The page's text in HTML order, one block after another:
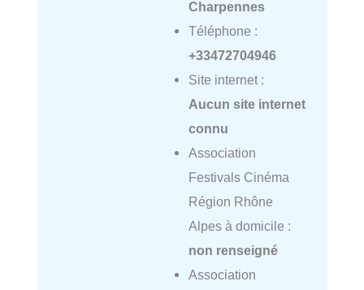
Charpennes
Téléphone :
+33472704946
Site internet :
Aucun site internet
connu
Association
Festivals Cinéma
Région Rhône
Alpes à domicile :
non renseigné
Association